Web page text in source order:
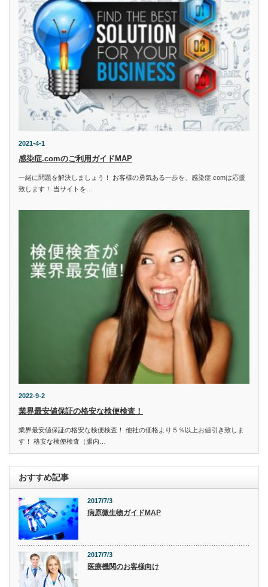
2021-4-1
感染症.comのご利用ガイドMAP
一緒に問題を解決しましょう！ お客様の勇気ある一歩を、感染症.comは応援
致します！ 当サイトを…
2022-9-2
業界最安値保証の格安な検便検査！
業界最安値保証の格安な検便検査！ 他社の価格より５％以上お値引き致しま
す！ 格安な検便検査（腸内…
おすすめ記事
2017/7/3
病原微生物ガイドMAP
2017/7/3
医療機関のお客様向け